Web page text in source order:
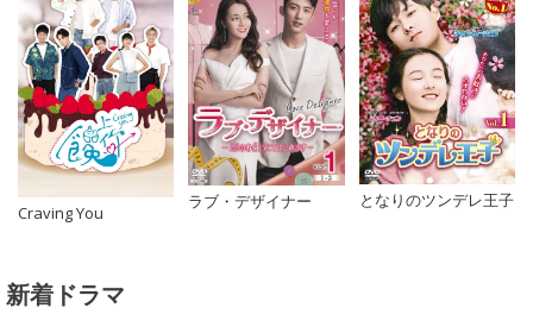
Craving You
ラブ・デザイナー となりのツンデレ王子
新着ドラマ